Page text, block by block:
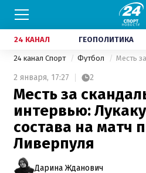
24 КАНАЛ ГЕОПОЛИТИКА
24 канал Спорт Футбол
2 января, 17:27 2
Месть за
интервью:
состава на матч
Ливерпуля
Дарина Жданович